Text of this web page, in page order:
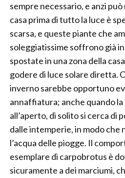
sempre necessario, e anzi
casa prima di tutto la luce è
scarsa, e queste piante che
soleggiatissime soffrono già
spostate in una zona della
godere di luce solare diretta.
inverno sarebbe opportuno
annaffiatura; anche quando
all’aperto, di solito si cerca di
dalle intemperie, in modo che
l’acqua delle piogge. Il
esemplare di carpobrotus è
sicuramente a dei marciumi,